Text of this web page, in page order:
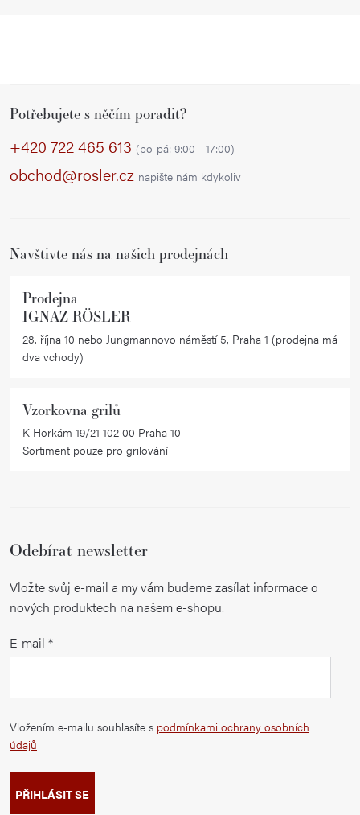
Potřebujete s něčím poradit?
+420 722 465 613 (po-pá: 9:00 - 17:00)
obchod@rosler.cz napište nám kdykoliv
Navštivte nás na našich prodejnách
Prodejna
IGNAZ RÖSLER
28. října 10 nebo Jungmannovo náměstí 5, Praha 1 (prodejna má
dva vchody)
Vzorkovna grilů
K Horkám 19/21 102 00 Praha 10
Sortiment pouze pro grilování
Odebírat newsletter
Vložte svůj e-mail a my vám budeme zasílat informace o
nových produktech na našem e-shopu.
E-mail
Vložením e-mailu souhlasíte s podmínkami ochrany osobních
údajů
PŘIHLÁSIT SE